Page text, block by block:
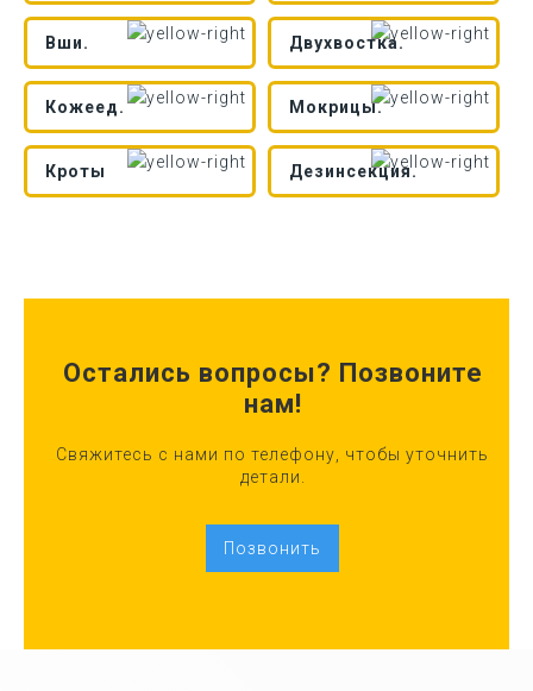
Вши. Двухвостка.
Кожеед. Мокрицы.
Кроты Дезинсекция.
Остались вопросы? Позвоните
нам!
Свяжитесь с нами по телефону, чтобы уточнить
детали.
Позвонить